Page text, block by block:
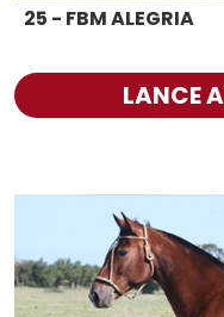
25 - FBM ALEGRIA
LANCE